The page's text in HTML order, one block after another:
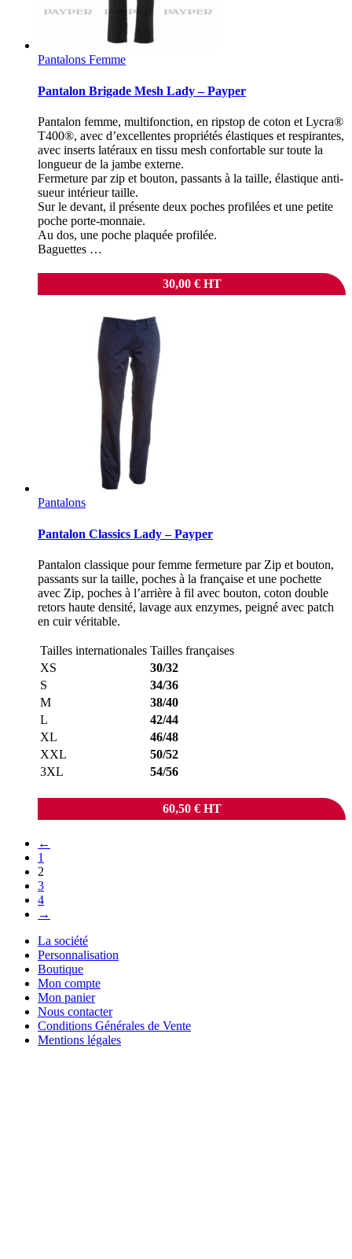
Pantalons Femme
Pantalon Brigade Mesh Lady – Payper
Pantalon femme, multifonction, en ripstop de coton et Lycra®
T400®, avec d’excellentes propriétés élastiques et respirantes,
avec inserts latéraux en tissu mesh confortable sur toute la
longueur de la jambe externe.
Fermeture par zip et bouton, passants à la taille, élastique anti-
sueur intérieur taille.
Sur le devant, il présente deux poches profilées et une petite
poche porte-monnaie.
Au dos, une poche plaquée profilée.
Baguettes …
30,00 €HT
Pantalons
Pantalon Classics Lady – Payper
Pantalon classique pour femme fermeture par Zip et bouton,
passants sur la taille, poches à la française et une pochette
avec Zip, poches à l’arrière à fil avec bouton, coton double
retors haute densité, lavage aux enzymes, peigné avec patch
en cuir véritable.
Tailles internationales Tailles françaises
XS
30/32
S
34/36
M
38/40
L
42/44
XL
46/48
XXL
50/52
3XL
54/56
60,50 €HT
←
1
2
3
4
→
La société
Personnalisation
Boutique
Mon compte
Mon panier
Nous contacter
Conditions Générales de Vente
Mentions légales